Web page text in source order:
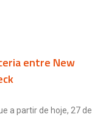
entre New
a partir de hoje, 27 de